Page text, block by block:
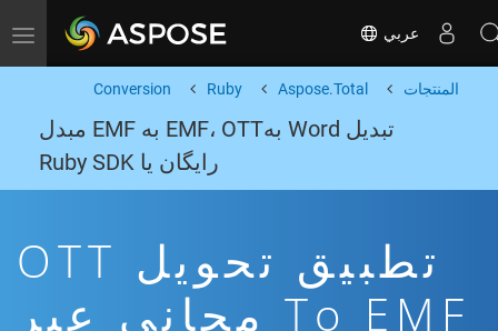
Toggle navigation عربي
المنتجات Aspose.Total
Ruby
Conversion
تبدیل Word بهEMF، OTT به EMF مبدل
رایگان یا Ruby SDK
تطبيق تحويل OTT
To EMF مجاني عبر